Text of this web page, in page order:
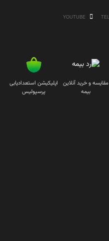
مقایسه و خرید آنلاین
بیمه
اپلیکیشن استعدادیابی
پرسپولیس